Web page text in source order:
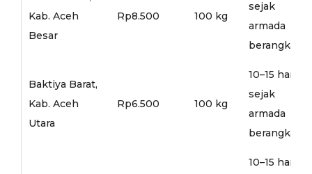
Kab. Aceh
Besar
Rp8.500 100 kg
sejak
armada
berangkat
Baktiya Barat,
Kab. Aceh
Utara
Rp6.500 100 kg
10–15 hari
sejak
armada
berangkat
10–15 hari